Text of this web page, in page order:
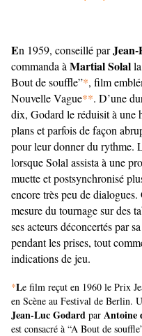
En 1959, conseillé par
commanda à Martial Solal
Bout de souffle”*, film
Nouvelle Vague**. D’une
dix, Godard le réduisit à une
plans et parfois de façon
pour leur donner du rythme.
lorsque Solal assista à une
muette et postsynchronisé
encore très peu de
mesure du tournage sur des
ses acteurs déconcertés par
pendant les prises, tout
indications de jeu.
*Le film reçut en 1960 le Prix
en Scène au Festival de Berlin.
Jean-Luc Godard par Antoine
est consacré à “A Bout de